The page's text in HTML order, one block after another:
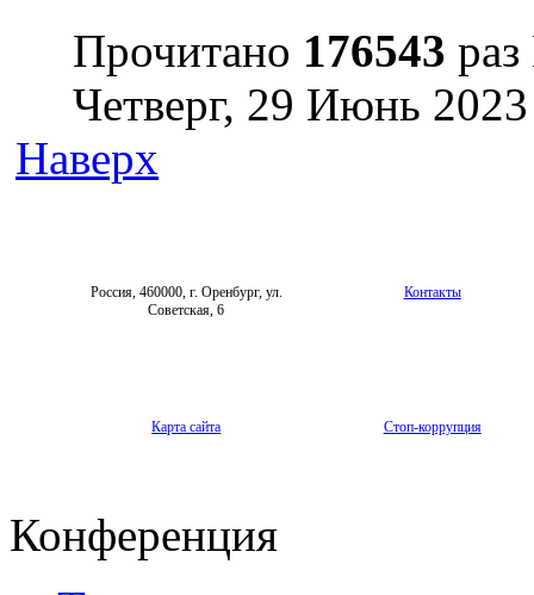
Прочитано 176543 раз
Четверг, 29 Июнь
Наверх
Россия, 460000, г. Оренбург, ул.
Советская, 6
Контакты
Карта сайта Стоп-коррупция
Конференция